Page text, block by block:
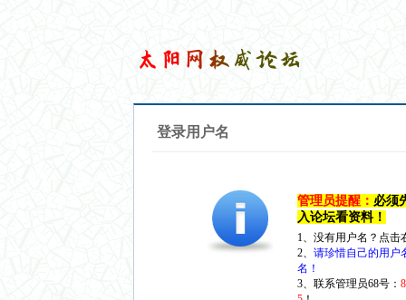
登录用户名
管理员提醒： 必须
入论坛看资料！
1、没有用户名？点
2、 请珍惜自己的用户
名！
3、联系管理员68号：